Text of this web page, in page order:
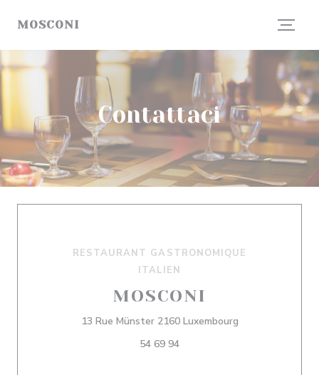
MOSCONI
Contattaci
RESTAURANT GASTRONOMIQUE
ITALIEN
MOSCONI
13 Rue Münster 2160 Luxembourg((apre una
54 69 94